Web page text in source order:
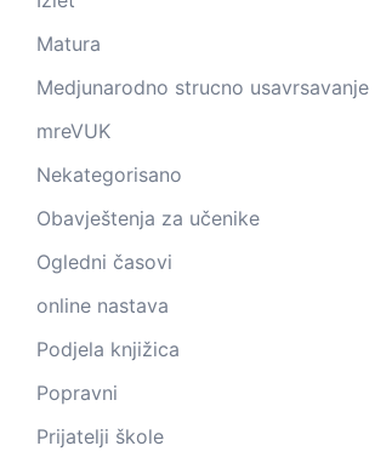
Matura
Medjunarodno strucno usavrsavanje
mreVUK
Nekategorisano
Obavještenja za učenike
Ogledni časovi
online nastava
Podjela knjižica
Popravni
Prijatelji škole